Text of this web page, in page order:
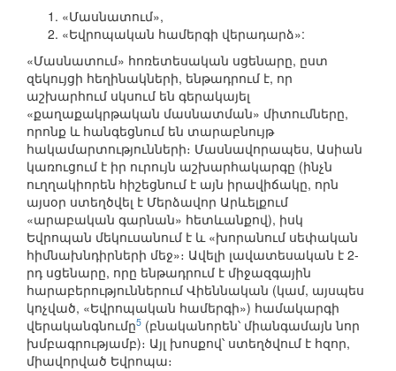
«Մասնատում»,
«Եվրոպական համերգի վերադարձ»:
«Մասնատում» հոռետեսական սցենարը, ըստ
զեկույցի հեղինակների, ենթադրում է, որ
աշխարհում սկսում են գերակայել
«քաղաքակրթական մասնատման» միտումները,
որոնք և հանգեցնում են տարաբնույթ
հակամարտությունների։ Մասնավորապես, Ասիան
կառուցում է իր ուրույն աշխարհակարգը (ինչն
ուղղակիորեն հիշեցնում է այն իրավիճակը, որն
այսօր ստեղծվել է Մերձավոր Արևելքում
«արաբական գարնան» հետևանքով), իսկ
Եվրոպան մեկուսանում է և «խորանում սեփական
հիմնախնդիրների մեջ»։ Ավելի լավատեսական է 2-
րդ սցենարը, որը ենթադրում է միջազգային
հարաբերություններում Վիեննական (կամ, այսպես
կոչված, «Եվրոպական համերգի») համակարգի
վերականգնումը5 (բնականորեն՝ միանգամայն նոր
խմբագրությամբ)։ Այլ խոսքով՝ ստեղծվում է հզոր,
միավորված Եվրոպա։